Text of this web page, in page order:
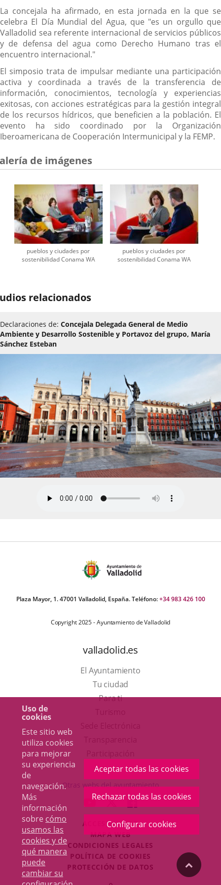
Uso de
cookies
Este sitio web
utiliza cookies
para mejorar
su experiencia
de
navegación.
Más
información
sobre cómo
usamos las
cookies y de
qué manera
puede
cambiar su
Aceptar todas las cookies
Rechazar todas las cookies
Configurar cookies
La concejala ha afirmado, en esta jornada en la que se
celebra El Día Mundial del Agua, que "es un orgullo que
Valladolid sea referente internacional de servicios públicos
y de defensa del agua como Derecho Humano tras el
encuentro internacional."
El simposio trata de impulsar mediante una participación
activa y coordinada a través de la transferencia de
información, conocimientos, tecnología y experiencias
exitosas, con acciones estratégicas para la gestión integral
de los recursos hídricos, que beneficien a la población. El
evento ha sido coordinado por la Organización
Iberoamericana de Cooperación Intermunicipal y la FEMP.
de imágenes
pueblos y ciudades por
sostenibilidad Conama WA
pueblos y ciudades por
sostenibilidad Conama WA
relacionados
Declaraciones de: Concejala Delegada General de Medio
Ambiente y Desarrollo Sostenible y Portavoz del grupo, María
Sánchez Esteban
Plaza Mayor, 1. 47001 Valladolid, España. Teléfono:+34 983 426 100
Copyright 2025 - Ayuntamiento de Valladolid
valladolid.es
El Ayuntamiento
Tu ciudad
Para ti
en
una
ventana
nueva.
aplicación
externa.
Otras webs del ayuntamiento
ENLACE
A
UNA
APLICACIÓN
EXTERNA.
ENLACE
A
UNA
APLICACIÓN
EXTERNA.
ENLACE
A
UNA
EXTERNA.
ACCESIBILIDAD
MAPA WEB
CONDICIONES LEGALES
POLÍTICA DE COOKIES
PROTECCIÓN DE DATOS
"Volver